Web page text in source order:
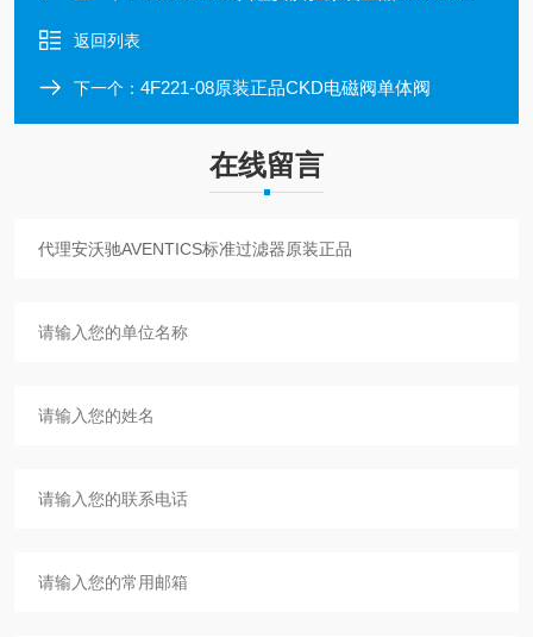
返回列表
下一个： 4F221-08原装正品CKD电磁阀单体阀
在线留言